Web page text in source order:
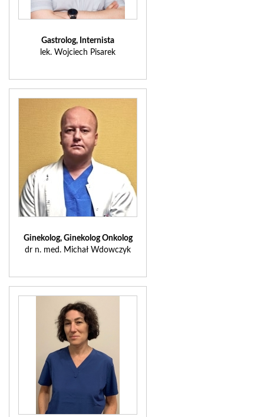
Gastrolog, Internista
lek. Wojciech Pisarek
Ginekolog, Ginekolog Onkolog
dr n. med. Michał Wdowczyk